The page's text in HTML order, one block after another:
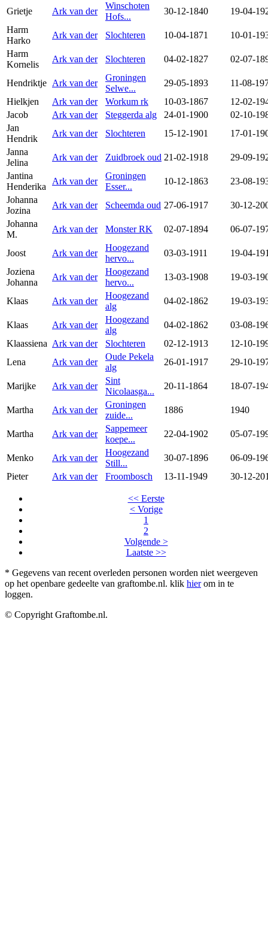
Grietje
Ark van der
Winschoten
Hofs...
30-12-1840
19-04-
Harm
Harko
Ark van der Slochteren 10-04-1871
10-01-
Harm
Kornelis
Ark van der Slochteren 04-02-1827 02-07-
Hendriktje Ark van der
Groningen
Selwe...
29-05-1893
11-08-
Hielkjen
Ark van der Workum rk 10-03-1867
12-02-
Jacob
Ark van der Steggerda alg 24-01-1900
02-10-
Jan
Hendrik
Ark van der Slochteren 15-12-1901
17-01-
Janna
Jelina
Ark van der Zuidbroek oud 21-02-1918
29-09-
Jantina
Henderika
Ark van der
Groningen
Esser...
10-12-1863
23-08-
Johanna
Jozina
Ark van der Scheemda oud 27-06-1917
30-12-
Johanna
M.
Ark van der Monster RK 02-07-1894 06-07-
Joost Ark van der
Hoogezand
hervo...
03-03-1911
19-04-
Joziena
Johanna
Ark van der
Hoogezand
hervo...
13-03-1908 19-03-
Klaas Ark van der
Hoogezand
alg
04-02-1862 19-03-
Klaas Ark van der
Hoogezand
alg
04-02-1862
03-08-
Klaassiena Ark van der Slochteren 02-12-1913
12-10-
Lena
Ark van der
Oude Pekela
alg
26-01-1917 29-10-
Marijke Ark van der
Sint
Nicolaasga...
20-11-1864 18-07-
Martha Ark van der
Groningen
zuide...
1886 1940
Martha Ark van der
Sappemeer
koepe...
22-04-1902 05-07-
Menko Ark van der
Hoogezand
Still...
30-07-1896
06-09-
Pieter
Ark van der Froombosch 13-11-1949 30-12-
<< Eerste
< Vorige
1
2
Volgende >
Laatste >>
* Gegevens van recent overleden personen worden niet weergeven
op het openbare gedeelte van graftombe.nl. klik hierom in te
loggen.
© Copyright Graftombe.nl.